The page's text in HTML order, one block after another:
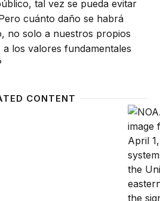
tal vez se pueda evitar
cuánto daño se habrá
no solo a nuestros propios
los valores fundamentales
CONTENT
y el multilateralismo en